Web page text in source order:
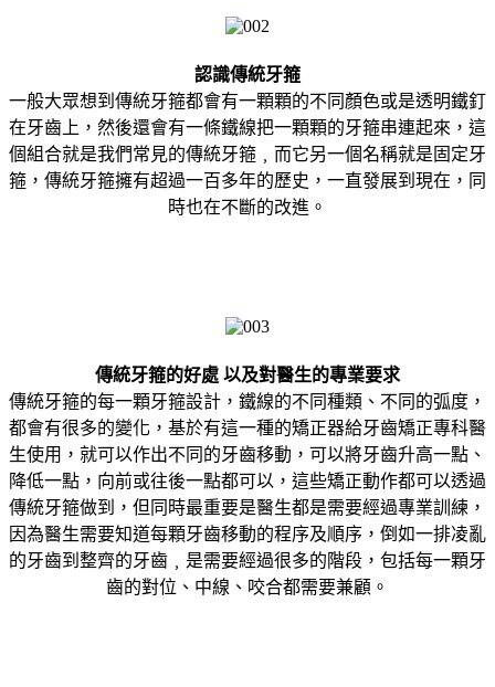
認識傳統牙箍
一般大眾想到傳統牙箍都會有一顆顆的不同顏色或是透明鐵釘
在牙齒上，然後還會有一條鐵線把一顆顆的牙箍串連起來，這
個組合就是我們常見的傳統牙箍﹐而它另一個名稱就是固定牙
箍，傳統牙箍擁有超過一百多年的歷史，一直發展到現在，同
時也在不斷的改進。
傳統牙箍的好處 以及對醫生的專業要求
傳統牙箍的每一顆牙箍設計，鐵線的不同種類、不同的弧度，
都會有很多的變化，基於有這一種的矯正器給牙齒矯正專科醫
生使用，就可以作出不同的牙齒移動，可以將牙齒升高一點、
降低一點，向前或往後一點都可以，這些矯正動作都可以透過
傳統牙箍做到，但同時最重要是醫生都是需要經過專業訓練，
因為醫生需要知道每顆牙齒移動的程序及順序，倒如一排凌亂
的牙齒到整齊的牙齒﹐是需要經過很多的階段，包括每一顆牙
齒的對位、中線、咬合都需要兼顧。